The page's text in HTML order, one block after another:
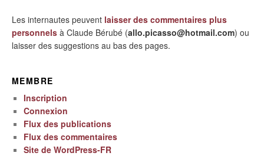
Les internautes peuvent laisser des commentaires plus
personnels à Claude Bérubé (allo.picasso@hotmail.com) ou
laisser des suggestions au bas des pages.
MEMBRE
Inscription
Connexion
Flux des publications
Flux des commentaires
Site de WordPress-FR